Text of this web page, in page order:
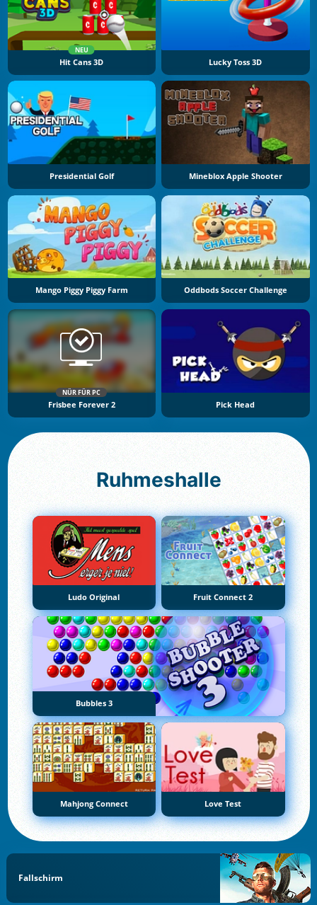
NEU
Hit Cans 3D Lucky Toss 3D
Presidential Golf Mineblox Apple Shooter
Mango Piggy Piggy Farm Oddbods Soccer Challenge
NÜR FÜR PC
Frisbee Forever 2 Pick Head
Ruhmeshalle
Ludo Original Fruit Connect 2
Bubbles 3
Mahjong Connect Love Test
Fallschirm